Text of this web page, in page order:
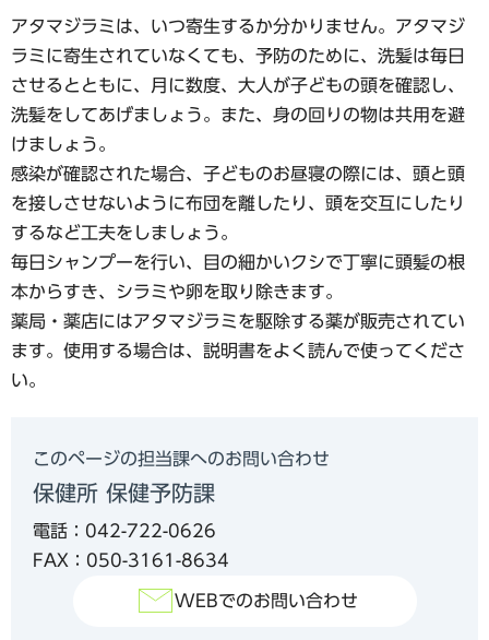
アタマジラミは、いつ寄生するか分かりません。アタマジ
ラミに寄生されていなくても、予防のために、洗髪は毎日
させるとともに、月に数度、大人が子どもの頭を確認し、
洗髪をしてあげましょう。また、身の回りの物は共用を避
けましょう。
感染が確認された場合、子どものお昼寝の際には、頭と頭
を接しさせないように布団を離したり、頭を交互にしたり
するなど工夫をしましょう。
毎日シャンプーを行い、目の細かいクシで丁寧に頭髪の根
本からすき、シラミや卵を取り除きます。
薬局・薬店にはアタマジラミを駆除する薬が販売されてい
ます。使用する場合は、説明書をよく読んで使ってくださ
い。
このページの担当課へのお問い合わせ
保健所 保健予防課
電話：042-722-0626
FAX：050-3161-8634
WEBでのお問い合わせ